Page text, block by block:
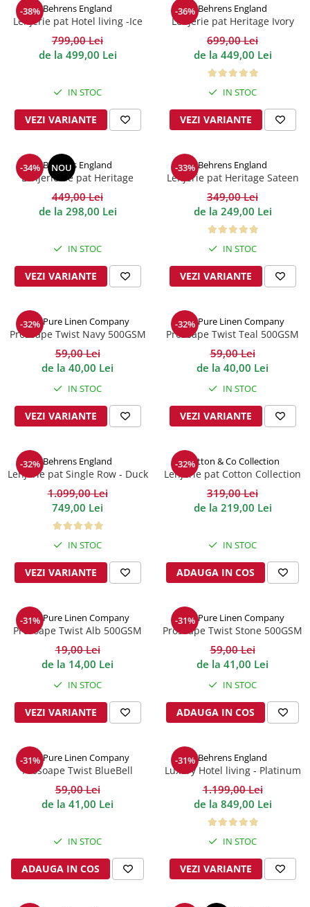
-38% Behrens England
Lenjerie pat Hotel living -Ice
Grey 600TC
799,00 Lei
de la 499,00 Lei
IN STOC
VEZI VARIANTE
-36% Behrens England
Lenjerie pat Heritage Ivory
Bumbac 600TC
699,00 Lei
de la 449,00 Lei
IN STOC
VEZI VARIANTE
-34% NOU
Behrens England
Lenjerie de pat Heritage
Collection Wide-Narrow 400TC
White Mocha
449,00 Lei
de la 298,00 Lei
IN STOC
VEZI VARIANTE
-33% Behrens England
Lenjerie pat Heritage Sateen
Stripe Alb 200TC
349,00 Lei
de la 249,00 Lei
IN STOC
VEZI VARIANTE
-32%
The Pure Linen Company
Prosoape Twist Navy 500GSM
59,00 Lei
de la 40,00 Lei
IN STOC
VEZI VARIANTE
-32%
The Pure Linen Company
Prosoape Twist Teal 500GSM
59,00 Lei
de la 40,00 Lei
IN STOC
VEZI VARIANTE
-32% Behrens England
Lenjerie pat Single Row - Duck
EGG 800TC
1.099,00 Lei
749,00 Lei
IN STOC
VEZI VARIANTE
-32%Cotton & Co Collection
Lenjerie pat Cotton Collection
319,00 Lei
de la 219,00 Lei
IN STOC
ADAUGA IN COS
-31%
The Pure Linen Company
Prosoape Twist Alb 500GSM
19,00 Lei
de la 14,00 Lei
IN STOC
VEZI VARIANTE
-31%
The Pure Linen Company
Prosoape Twist Stone 500GSM
59,00 Lei
de la 41,00 Lei
IN STOC
ADAUGA IN COS
-31%
The Pure Linen Company
Prosoape Twist BlueBell
500GSM
59,00 Lei
de la 41,00 Lei
IN STOC
ADAUGA IN COS
-31% Behrens England
Luxury Hotel living - Platinum
1000TC
1.199,00 Lei
de la 849,00 Lei
IN STOC
VEZI VARIANTE